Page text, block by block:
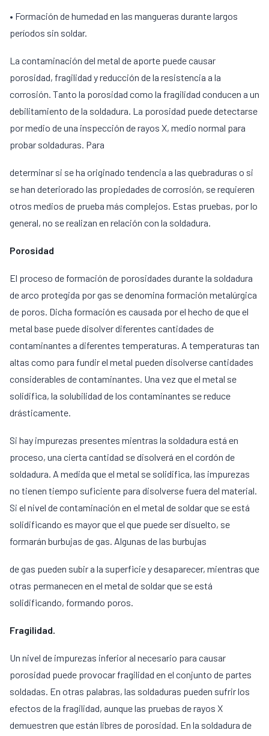
• Formación de humedad en las mangueras durante largos
períodos sin soldar.
La contaminación del metal de aporte puede causar
porosidad, fragilidad y reducción de la resistencia a la
corrosión. Tanto la porosidad como la fragilidad conducen a un
debilitamiento de la soldadura. La porosidad puede detectarse
por medio de una inspección de rayos X, medio normal para
probar soldaduras. Para
determinar si se ha originado tendencia a las quebraduras o si
se han deteriorado las propiedades de corrosión, se requieren
otros medios de prueba más complejos. Estas pruebas, por lo
general, no se realizan en relación con la soldadura.
Porosidad
El proceso de formación de porosidades durante la soldadura
de arco protegida por gas se denomina formación metalúrgica
de poros. Dicha formación es causada por el hecho de que el
metal base puede disolver diferentes cantidades de
contaminantes a diferentes temperaturas. A temperaturas tan
altas como para fundir el metal pueden disolverse cantidades
considerables de contaminantes. Una vez que el metal se
solidifica, la solubilidad de los contaminantes se reduce
drásticamente.
Si hay impurezas presentes mientras la soldadura está en
proceso, una cierta cantidad se disolverá en el cordón de
soldadura. A medida que el metal se solidifica, las impurezas
no tienen tiempo suficiente para disolverse fuera del material.
Si el nivel de contaminación en el metal de soldar que se está
solidificando es mayor que el que puede ser disuelto, se
formarán burbujas de gas. Algunas de las burbujas
de gas pueden subir a la superficie y desaparecer, mientras que
otras permanecen en el metal de soldar que se está
solidificando, formando poros.
Fragilidad.
Un nivel de impurezas inferior al necesario para causar
porosidad puede provocar fragilidad en el conjunto de partes
soldadas. En otras palabras, las soldaduras pueden sufrir los
efectos de la fragilidad, aunque las pruebas de rayos X
demuestren que están libres de porosidad. En la soldadura de